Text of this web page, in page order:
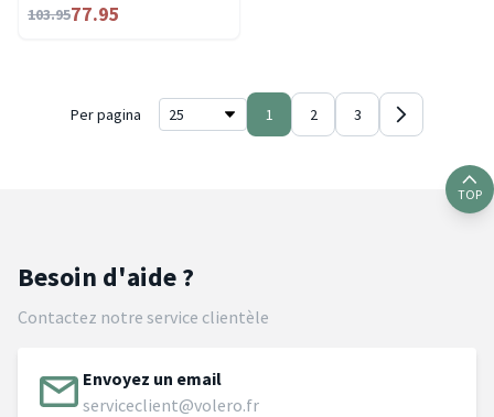
103.9577.95
Per pagina 1 2 3
TOP
Besoin d'aide ?
Contactez notre service clientèle
Envoyez un email
serviceclient@volero.fr